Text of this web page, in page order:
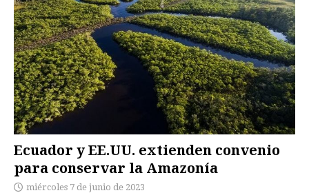
Ecuador y EE.UU. extienden convenio
para conservar la Amazonía
miércoles 7 de junio de 2023